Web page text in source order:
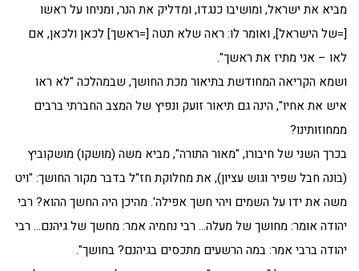
מביא את ישראל, ומושיבו כנגדו, ומדליק את הנר, ומניחו על ראשו
[=של הישראל], ואומר לו: ראה שלא תטה [=ראשך] לכאן ולכאן, אם
לאו – אני מתיז את ראשך".
ושמא הקריאה המחודשת בתיאור מכת החושך, שבמהלכה "לא ראו
איש את אחיו", הינה גם תיאור זועק ונפיץ של המצב החברתי ברבים
ממחוזותינו?
בכרך השני של חיבורו, "מאור התורה", מביא משה (מושקו) מושקוביץ
(בונה חבל שפיר וגוש עציון), את מחלוקת חז"ל בדבר מקור החושך: "ויט
משה את ידו על השמים ויהי חשך אפילה'. מהיכן היה החשך ההוא? רבי
יהודה אומר: מחושך של מעלה… רבי נחמיה אמר: מחשך של גיהנם… רבי
יהודה ברבי אמר: במה הרשעים מתכסים בגיהנם? בחושך".